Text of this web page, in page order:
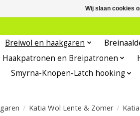
Breiwol en haakgaren
Haakpatronen en Breipatronen
Smyrna-Knopen-Latch hooking
/ Katia Wol Lente & Zomer /
Wij slaan cookies